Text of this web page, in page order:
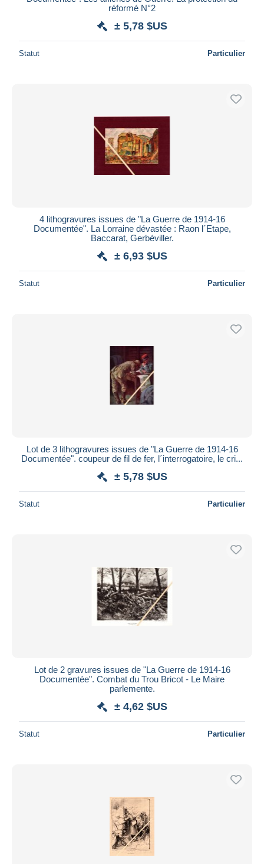
réformé N°2
± 5,78 $US
Statut Particulier
4 lithogravures issues de "La Guerre de 1914-16
Documentée". La Lorraine dévastée : Raon l´Etape,
Baccarat, Gerbéviller.
± 6,93 $US
Statut Particulier
Lot de 3 lithogravures issues de "La Guerre de 1914-16
Documentée". coupeur de fil de fer, l´interrogatoire, le cri...
± 5,78 $US
Statut Particulier
Lot de 2 gravures issues de "La Guerre de 1914-16
Documentée". Combat du Trou Bricot - Le Maire
parlemente.
± 4,62 $US
Statut Particulier